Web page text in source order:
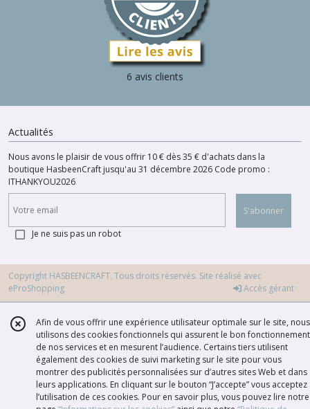
6 avis clients
Actualités
Nous avons le plaisir de vous offrir 10 € dès 35 € d'achats dans la
boutique HasbeenCraft jusqu'au 31 décembre 2026 Code promo :
ITHANKYOU2026
S'abonner
Je ne suis pas un robot
Copyright HASBEENCRAFT. Tous droits réservés. Site réalisé avec
eProShopping
Accès gérant
Afin de vous offrir une expérience utilisateur optimale sur le site, nous
utilisons des cookies fonctionnels qui assurent le bon fonctionnement
de nos services et en mesurent l’audience. Certains tiers utilisent
également des cookies de suivi marketing sur le site pour vous
montrer des publicités personnalisées sur d’autres sites Web et dans
leurs applications. En cliquant sur le bouton “J’accepte” vous acceptez
l’utilisation de ces cookies. Pour en savoir plus, vous pouvez lire notre